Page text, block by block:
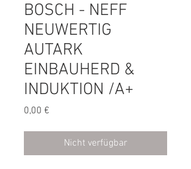
BOSCH - NEFF
NEUWERTIG
AUTARK
EINBAUHERD &
INDUKTION /A+
0,00 €
Nicht verfügbar